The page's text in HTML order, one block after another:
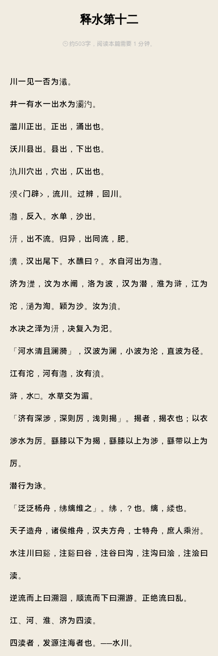
释水第十二
约503字，阅读本篇需要 1 分钟。
川一见一否为瀸。
井一有水一出水为瀱汋。
滥川正出。正出，涌出也。
沃川县出。县出，下出也。
氿川穴出，穴出，仄出也。
湀<门辟>，流川。过辨，回川。
灉，反入。水单，沙出。
汧，出不流。归异，出同流，肥。
瀵，汉出尾下。水醮曰？。水自河出为灉。
济为濋，汶为水阐，洛为波，汉为潜，淮为浒，江为
沱，濄为洵。颖为沙。汝为濆。
水决之泽为汧，决复入为汜。
「河水清且澜漪」，汉波为澜，小波为沦，直波为径。
江有沱，河有灉，汝有濆。
浒，水□。水草交为湄。
「济有深涉，深则厉，浅则揭」。揭者，揭衣也；以衣
涉水为厉。繇膝以下为揭，繇膝以上为涉，繇带以上为
厉。
潜行为泳。
「泛泛杨舟，绋缡维之」。绋，？也。缡，緌也。
天子造舟，诸侯维舟，汉夫方舟，士特舟，庶人乘泭。
水注川曰谿，注谿曰谷，注谷曰沟，注沟曰浍，注浍曰
渎。
逆流而上曰溯洄，顺流而下曰溯游。正绝流曰乱。
江、河、淮、济为四渎。
四渎者，发源注海者也。──水川。